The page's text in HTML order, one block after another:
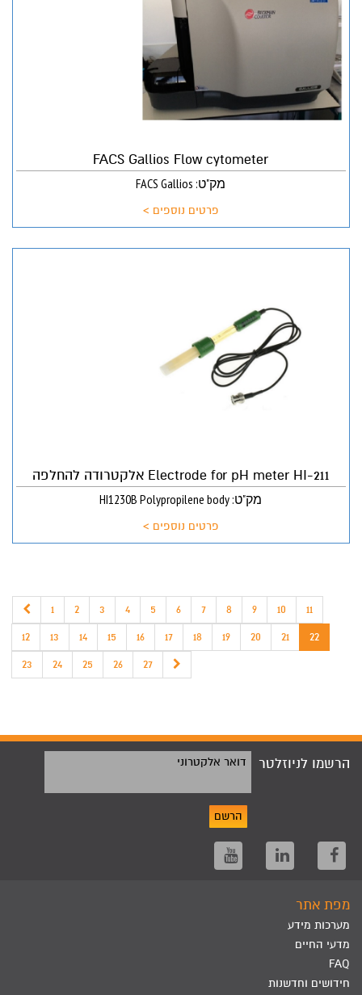
FACS Gallios Flow cytometer
מק"ט: FACS Gallios
פרטים נוספים >
Electrode for pH meter HI-211 אלקטרודה להחלפה
מק"ט: HI1230B Polypropilene body
פרטים נוספים >
1 2 3 4 5 6 7 8 9 10
11
12
13 14 15 16 17 18 19 20 21
22
23
24 25 26 27
הרשמו לניוזלטר דואר אלקטרוני
הרשם
מפת אתר
מערכות מידע
מדעי החיים
FAQ
חידושים וחדשנות